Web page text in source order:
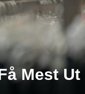
Mest